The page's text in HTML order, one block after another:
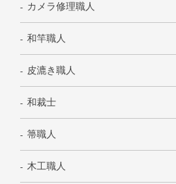
カメラ修理職人
和竿職人
皮漉き職人
和裁士
箒職人
木工職人